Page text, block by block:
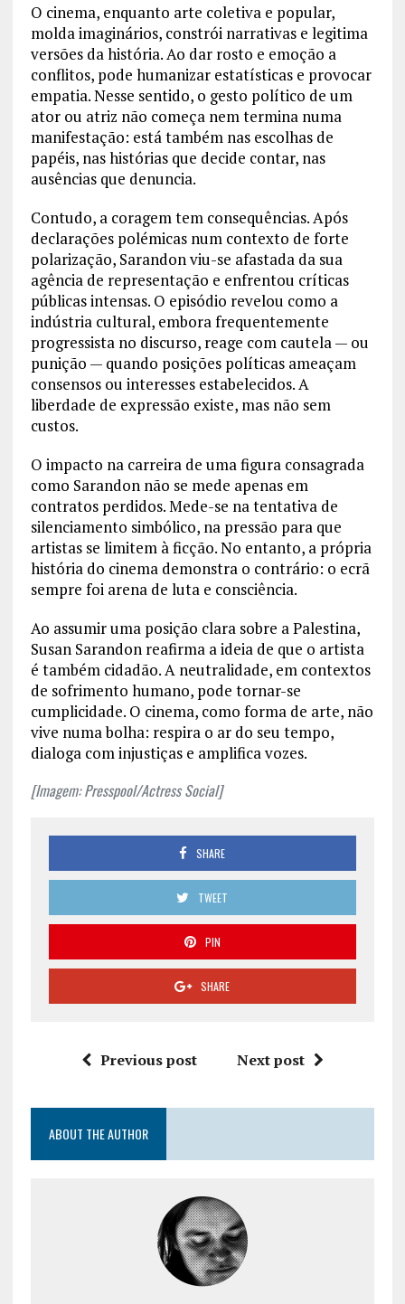
O cinema, enquanto arte coletiva e popular,
molda imaginários, constrói narrativas e legitima
versões da história. Ao dar rosto e emoção a
conflitos, pode humanizar estatísticas e provocar
empatia. Nesse sentido, o gesto político de um
ator ou atriz não começa nem termina numa
manifestação: está também nas escolhas de
papéis, nas histórias que decide contar, nas
ausências que denuncia.
Contudo, a coragem tem consequências. Após
declarações polémicas num contexto de forte
polarização, Sarandon viu-se afastada da sua
agência de representação e enfrentou críticas
públicas intensas. O episódio revelou como a
indústria cultural, embora frequentemente
progressista no discurso, reage com cautela — ou
punição — quando posições políticas ameaçam
consensos ou interesses estabelecidos. A
liberdade de expressão existe, mas não sem
custos.
O impacto na carreira de uma figura consagrada
como Sarandon não se mede apenas em
contratos perdidos. Mede-se na tentativa de
silenciamento simbólico, na pressão para que
artistas se limitem à ficção. No entanto, a própria
história do cinema demonstra o contrário: o ecrã
sempre foi arena de luta e consciência.
Ao assumir uma posição clara sobre a Palestina,
Susan Sarandon reafirma a ideia de que o artista
é também cidadão. A neutralidade, em contextos
de sofrimento humano, pode tornar-se
cumplicidade. O cinema, como forma de arte, não
vive numa bolha: respira o ar do seu tempo,
dialoga com injustiças e amplifica vozes.
[Imagem: Presspool/Actress Social]
SHARE
TWEET
PIN
SHARE
Previous post Next post
ABOUT THE AUTHOR